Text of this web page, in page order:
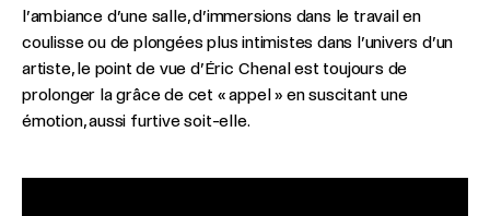
l’ambiance d’une salle, d’immersions dans le travail en
coulisse ou de plongées plus intimistes dans l’univers d’un
artiste, le point de vue d’Éric Chenal est toujours de
prolonger la grâce de cet « appel » en suscitant une
émotion, aussi furtive soit-elle.